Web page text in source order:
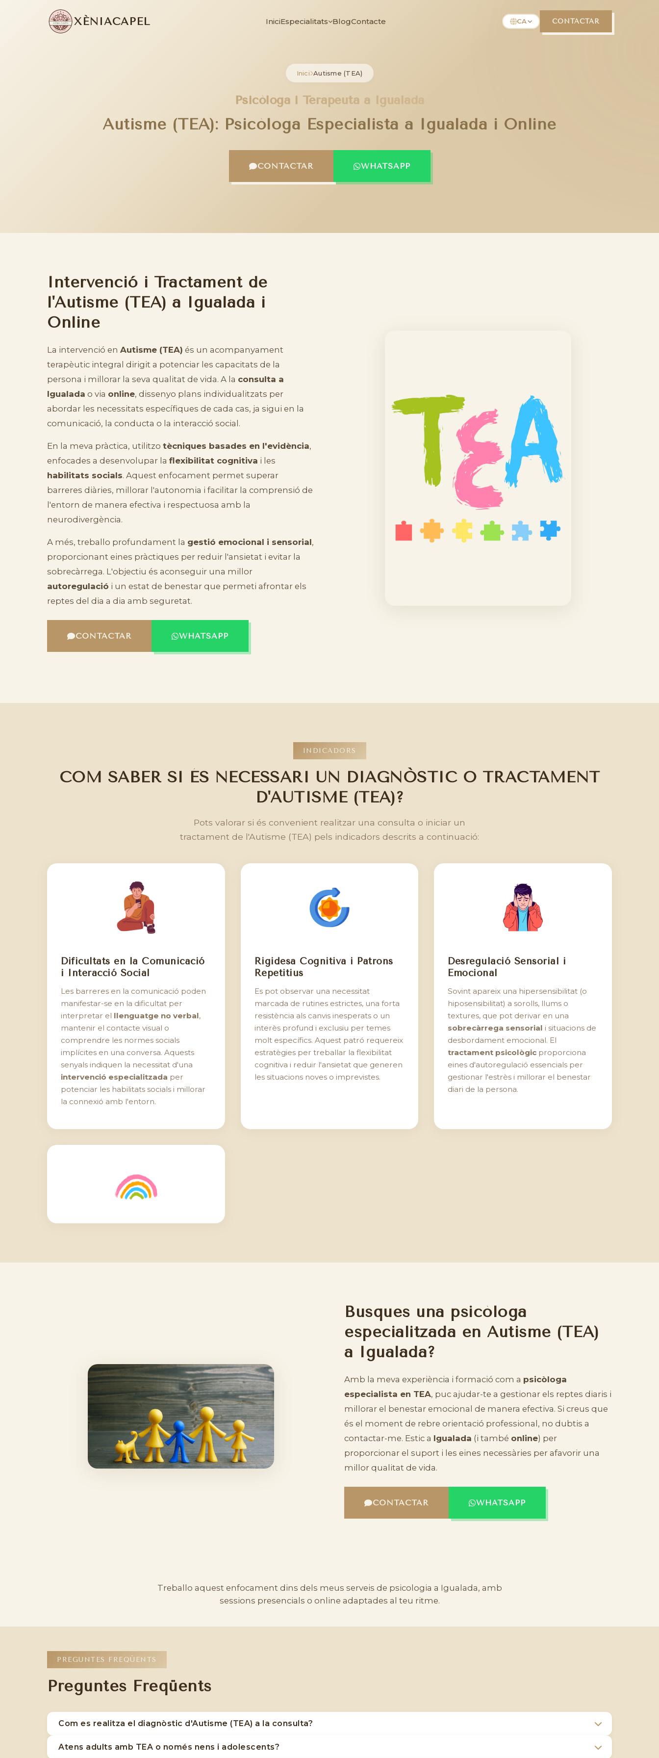
XÈNIACAPEL IniciEspecialitats BlogContacte CA CONTACTAR
Inici Autisme (TEA)
Psicòloga i Terapeuta a Igualada
Autisme (TEA): Psicòloga Especialista a Igualada i Online
CONTACTAR WHATSAPP
Intervenció i Tractament de
l'Autisme (TEA) a Igualada i
Online
La intervenció en Autisme (TEA) és un acompanyament
terapèutic integral dirigit a potenciar les capacitats de la
persona i millorar la seva qualitat de vida. A la consulta a
Igualada o via online, dissenyo plans individualitzats per
abordar les necessitats específiques de cada cas, ja sigui en la
comunicació, la conducta o la interacció social.
En la meva pràctica, utilitzo tècniques basades en l'evidència,
enfocades a desenvolupar la flexibilitat cognitiva i les
habilitats socials. Aquest enfocament permet superar
barreres diàries, millorar l'autonomia i facilitar la comprensió de
l'entorn de manera efectiva i respectuosa amb la
neurodivergència.
A més, treballo profundament la gestió emocional i sensorial,
proporcionant eines pràctiques per reduir l'ansietat i evitar la
sobrecàrrega. L'objectiu és aconseguir una millor
autoregulació i un estat de benestar que permeti afrontar els
reptes del dia a dia amb seguretat.
CONTACTAR WHATSAPP
INDICADORS
COM SABER SI ÉS NECESSARI UN DIAGNÒSTIC O TRACTAMENT
D'AUTISME (TEA)?
Pots valorar si és convenient realitzar una consulta o iniciar un
tractament de l'Autisme (TEA) pels indicadors descrits a continuació:
Dificultats en la Comunicació
i Interacció Social
Les barreres en la comunicació poden
manifestar-se en la dificultat per
interpretar el llenguatge no verbal,
mantenir el contacte visual o
comprendre les normes socials
implícites en una conversa. Aquests
senyals indiquen la necessitat d'una
intervenció especialitzada per
potenciar les habilitats socials i millorar
la connexió amb l'entorn.
Rigidesa Cognitiva i Patrons
Repetitius
Es pot observar una necessitat
marcada de rutines estrictes, una forta
resistència als canvis inesperats o un
interès profund i exclusiu per temes
molt específics. Aquest patró requereix
estratègies per treballar la flexibilitat
cognitiva i reduir l'ansietat que generen
les situacions noves o imprevistes.
Desregulació Sensorial i
Emocional
Sovint apareix una hipersensibilitat (o
hiposensibilitat) a sorolls, llums o
textures, que pot derivar en una
sobrecàrrega sensorial i situacions de
desbordament emocional. El
tractament psicològic proporciona
eines d'autoregulació essencials per
gestionar l'estrès i millorar el benestar
diari de la persona.
Busques una psicòloga
especialitzada en Autisme (TEA)
a Igualada?
Amb la meva experiència i formació com a psicòloga
especialista en TEA, puc ajudar-te a gestionar els reptes diaris i
millorar el benestar emocional de manera efectiva. Si creus que
és el moment de rebre orientació professional, no dubtis a
contactar-me. Estic a Igualada (i també online) per
proporcionar el suport i les eines necessàries per afavorir una
millor qualitat de vida.
CONTACTAR WHATSAPP
Treballo aquest enfocament dins dels meus serveis de psicologia a Igualada, amb
sessions presencials o online adaptades al teu ritme.
PREGUNTES FREQÜENTS
Preguntes Freqüents
Com es realitza el diagnòstic d'Autisme (TEA) a la consulta?
Realitzo una avaluació exhaustiva que inclou entrevistes clíniques i l'ús de proves estandarditzades per identificar les característiques del perfil
Atens adults amb TEA o només nens i adolescents?